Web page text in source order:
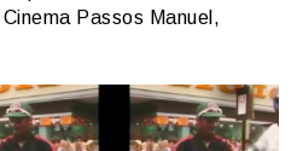
Passos Manuel,